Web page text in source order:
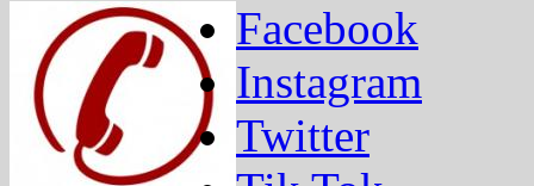
Facebook
Instagram
Twitter